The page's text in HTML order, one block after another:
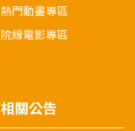
熱門動畫專區
院線電影專區
相關公告